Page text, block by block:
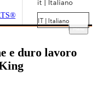
it | Italiano
IT | Italiano
Menu
e duro lavoro